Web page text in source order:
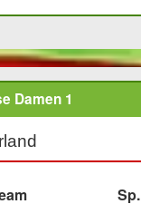
Damen 1
Sp.